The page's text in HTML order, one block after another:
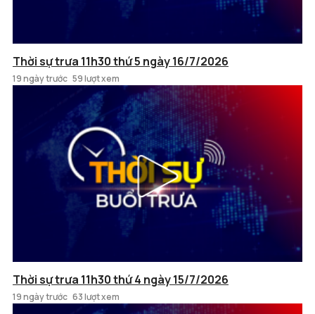
Thời sự trưa 11h30 thứ 5 ngày 16/7/2026
19 ngày trước 59 lượt xem
Thời sự trưa 11h30 thứ 4 ngày 15/7/2026
19 ngày trước 63 lượt xem